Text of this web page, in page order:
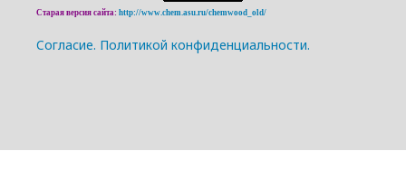
Старая версия сайта: http://www.chem.asu.ru/chemwood_old/
Cогласие. Политикой конфиденциальности.